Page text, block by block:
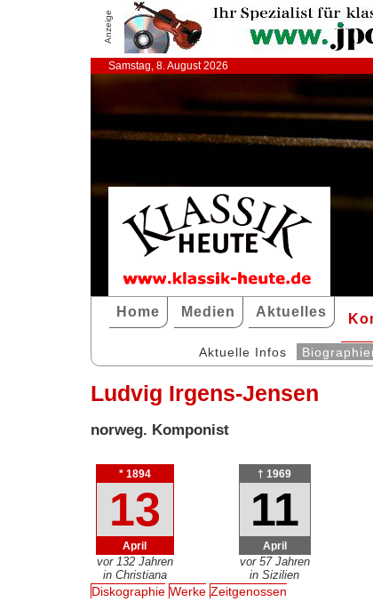
Anzeige
Samstag, 8. August 2026
Home Medien Aktuelles
Aktuelle Infos
Ludvig Irgens-Jensen
norweg. Komponist
* 1894
13
April
vor 132 Jahren
in Christiana
† 1969
11
April
vor 57 Jahren
in Sizilien
Diskographie Werke Zeitgenossen